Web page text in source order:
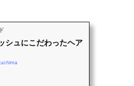
シュにこだわったヘア